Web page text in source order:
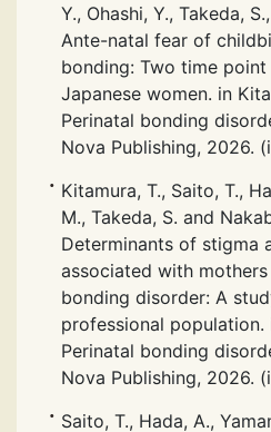
Y., Ohashi, Y., Takeda,
Ante-natal fear of
bonding: Two time
Japanese women. in
Perinatal bonding
Nova Publishing, 2026.
Kitamura, T., Saito, T.,
M., Takeda, S. and
Determinants of stigma
associated with
bonding disorder: A
professional population.
Perinatal bonding
Nova Publishing, 2026.
Saito, T., Hada, A.,